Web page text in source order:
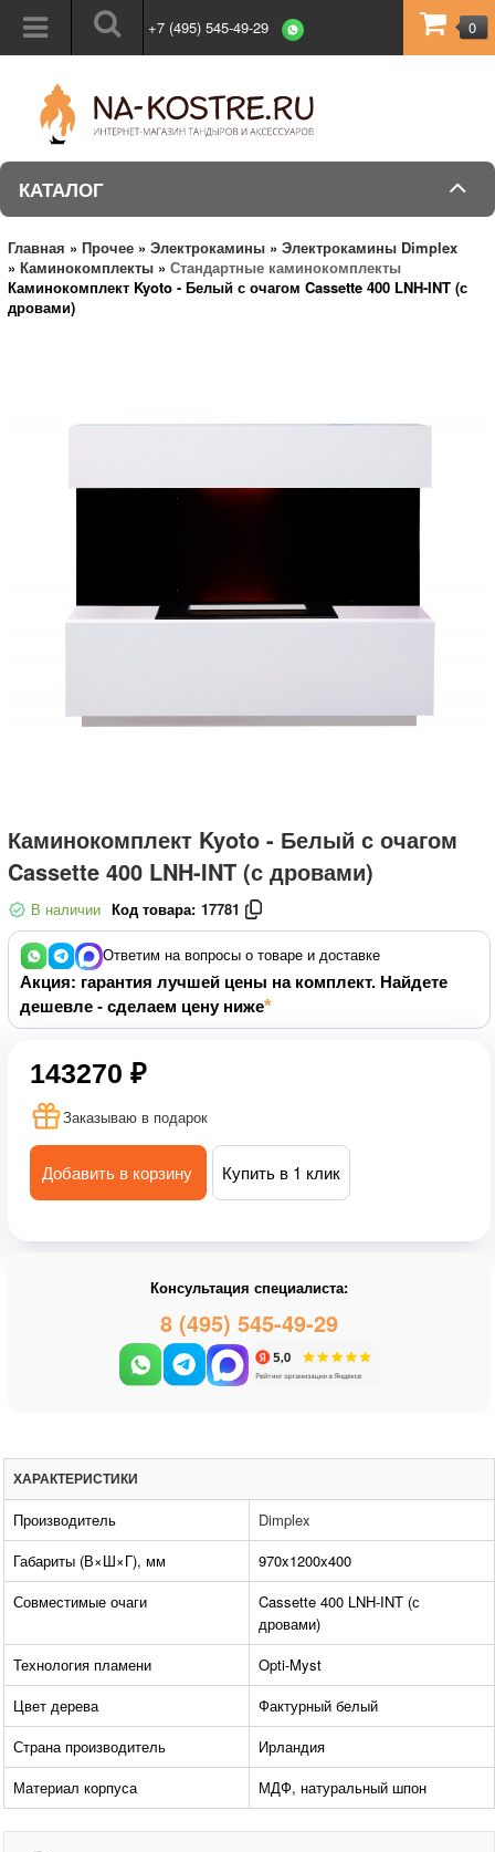
+7 (495) 545-49-29 0
КАТАЛОГ
Главная » Прочее » Электрокамины » Электрокамины Dimplex
» Каминокомплекты » Стандартные каминокомплекты
Каминокомплект Kyoto - Белый с очагом Cassette 400 LNH-INT (с
дровами)
Каминокомплект Kyoto - Белый с очагом
Cassette 400 LNH-INT (с дровами)
В наличии Код товара: 17781
Ответим на вопросы о товаре и доставке
Акция: гарантия лучшей цены на комплект. Найдете
дешевле - сделаем цену ниже
143270 ₽
Заказываю в подарок
Добавить в корзину Купить в 1 клик
Консультация специалиста:
8 (495) 545-49-29
ХАРАКТЕРИСТИКИ
Производитель
Dimplex
Габариты (В×Ш×Г), мм
970x1200x400
Совместимые очаги
Cassette 400 LNH-INT (с
дровами)
Технология пламени
Opti-Myst
Цвет дерева
Фактурный белый
Страна производитель
Ирландия
Материал корпуса
МДФ, натуральный шпон